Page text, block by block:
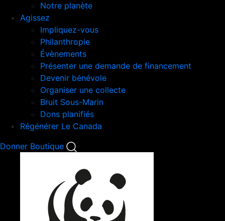
Notre planète
Agissez
Impliquez-vous
Philanthropie
Évènements
Présenter une demande de financement
Devenir bénévole
Organiser une collecte
Bruit Sous-Marin
Dons planifiés
Régénérer Le Canada
Donner Boutique